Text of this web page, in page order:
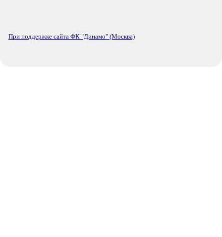
При поддержке сайта ФК "Динамо" (Москва)